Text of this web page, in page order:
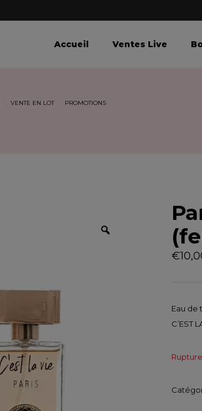
Accueil Ventes Live
VENTE EN LOT PROMOTIONS
€
Eau de
C’EST